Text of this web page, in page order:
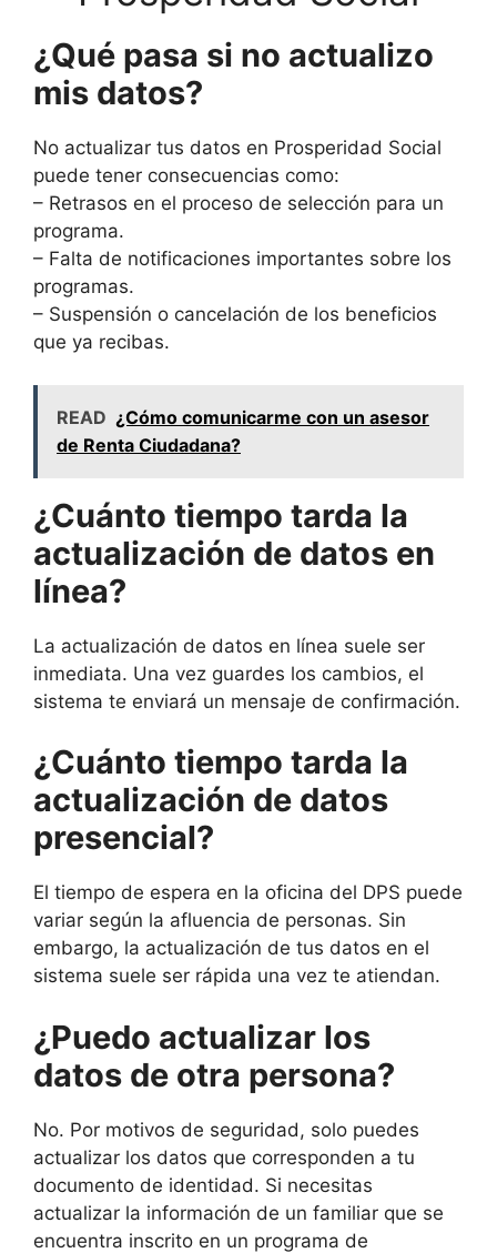
¿Qué pasa si no actualizo
mis datos?
No actualizar tus datos en Prosperidad Social
puede tener consecuencias como:
– Retrasos en el proceso de selección para un
programa.
– Falta de notificaciones importantes sobre los
programas.
– Suspensión o cancelación de los beneficios
que ya recibas.
READ ¿Cómo comunicarme con un asesor
de Renta Ciudadana?
¿Cuánto tiempo tarda la
actualización de datos en
línea?
La actualización de datos en línea suele ser
inmediata. Una vez guardes los cambios, el
sistema te enviará un mensaje de confirmación.
¿Cuánto tiempo tarda la
actualización de datos
presencial?
El tiempo de espera en la oficina del DPS puede
variar según la afluencia de personas. Sin
embargo, la actualización de tus datos en el
sistema suele ser rápida una vez te atiendan.
¿Puedo actualizar los
datos de otra persona?
No. Por motivos de seguridad, solo puedes
actualizar los datos que corresponden a tu
documento de identidad. Si necesitas
actualizar la información de un familiar que se
encuentra inscrito en un programa de